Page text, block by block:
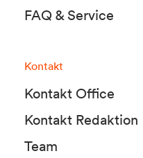
FAQ & Service
Kontakt
Kontakt Office
Kontakt Redaktion
Team